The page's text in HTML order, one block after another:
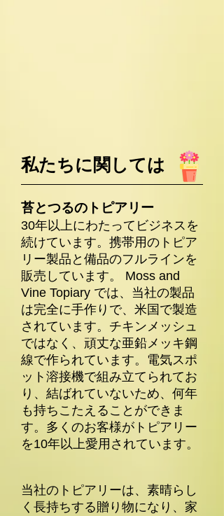
私たちに関しては
苔とつるのトピアリー
30年以上にわたってビジネスを
続けています。携帯用のトピア
リー製品と備品のフルラインを
販売しています。 Moss and
Vine Topiary では、当社の製品
は完全に手作りで、米国で製造
されています。チキンメッシュ
ではなく、頑丈な亜鉛メッキ鋼
線で作られています。電気スポ
ット溶接機で組み立てられてお
り、結ばれていないため、何年
も持ちこたえることができま
す。多くのお客様がトピアリー
を10年以上愛用されています。
当社のトピアリーは、素晴らし
く長持ちする贈り物になり、家